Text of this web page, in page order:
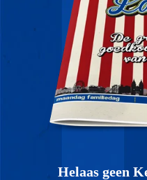
Helaas geen